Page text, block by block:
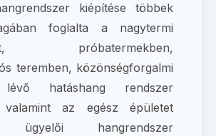
kiépítése többek
foglalta a nagytermi
próbatermekben,
teremben, közönségforgalmi
lévő hatáshang rendszer
valamint az egész épületet
ügyelői hangrendszer